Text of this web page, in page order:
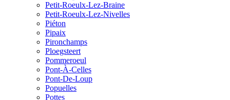
Petit-Roeulx-Lez-Braine
Petit-Roeulx-Lez-Nivelles
Piéton
Pipaix
Pironchamps
Ploegsteert
Pommeroeul
Pont-À-Celles
Pont-De-Loup
Popuelles
Pottes